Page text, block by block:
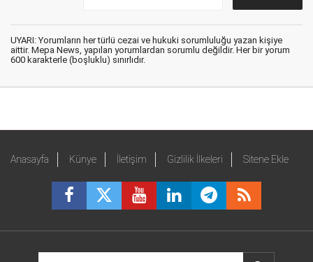
UYARI: Yorumların her türlü cezai ve hukuki sorumluluğu yazan kişiye
aittir. Mepa News, yapılan yorumlardan sorumlu değildir. Her bir yorum
600 karakterle (boşluklu) sınırlıdır.
Anasayfa Künye İletişim Gizlilik İlkeleri Sitene Ekle